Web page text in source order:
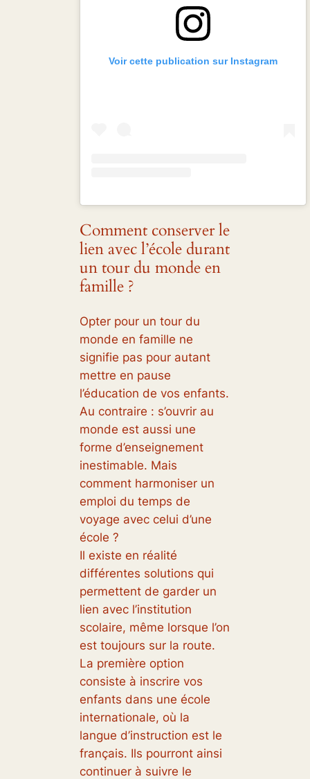
Voir cette publication sur Instagram
Comment conserver le
lien avec l’école durant
un tour du monde en
famille ?
Opter pour un tour du
monde en famille ne
signifie pas pour autant
mettre en pause
l’éducation de vos enfants.
Au contraire : s’ouvrir au
monde est aussi une
forme d’enseignement
inestimable. Mais
comment harmoniser un
emploi du temps de
voyage avec celui d’une
école ?
Il existe en réalité
différentes solutions qui
permettent de garder un
lien avec l’institution
scolaire, même lorsque l’on
est toujours sur la route.
La première option
consiste à inscrire vos
enfants dans une école
internationale, où la
langue d’instruction est le
français. Ils pourront ainsi
continuer à suivre le